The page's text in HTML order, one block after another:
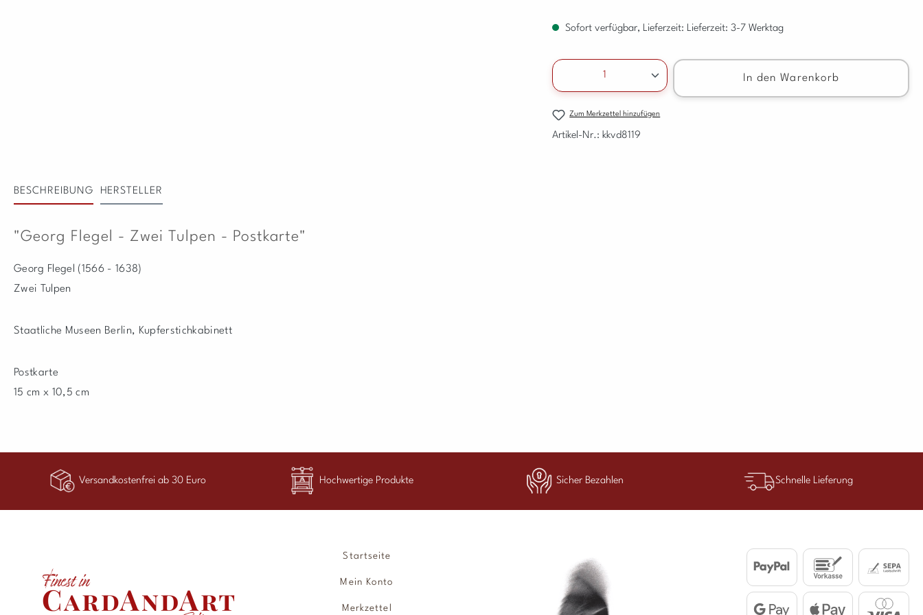
Sofort verfügbar, Lieferzeit: Lieferzeit: 3-7 Werktag
Produkt Anzahl: Gib den gewünschten Wert ein oder
In den Warenkorb
Zum Merkzettel hinzufügen
Artikel-Nr.: kkvd8119
BESCHREIBUNG HERSTELLER
"Georg Flegel - Zwei Tulpen - Postkarte"
Georg Flegel (1566 - 1638)
Zwei Tulpen
Staatliche Museen Berlin, Kupferstichkabinett
Postkarte
15 cm x 10,5 cm
Versandkostenfrei ab 30 Euro Hochwertige Produkte Sicher Bezahlen Schnelle Lieferung
Startseite
Mein Konto
Merkzettel